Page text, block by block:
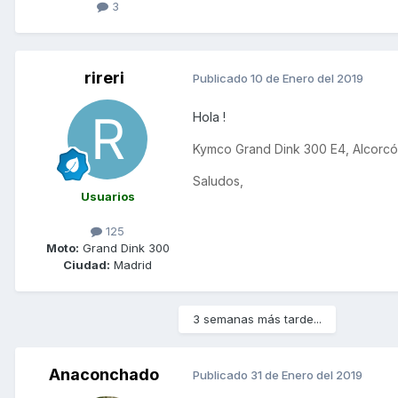
3
rireri
Usuarios
125
Moto: Grand Dink 300
Ciudad: Madrid
Publicado 10 de Enero del 2019
Hola !
Kymco Grand Dink 300 E4,
Saludos,
3 semanas más tarde...
Anaconchado Publicado 31 de Enero del 2019